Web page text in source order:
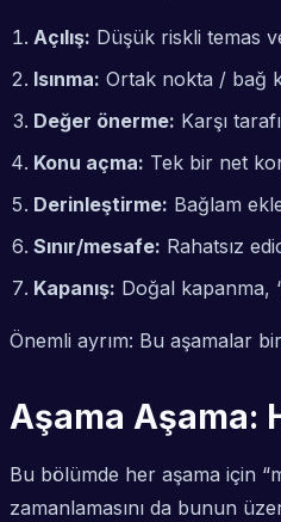
Açılış: Düşük riskli temas
Isınma: Ortak nokta / bağ
Değer önerme: Karşı
Konu açma: Tek bir net
Derinleştirme: Bağlam
Sınır/mesafe: Rahatsız
Kapanış: Doğal kapanma,
Önemli ayrım: Bu aşamalar
Aşama Aşama:
Bu bölümde her aşama için
zamanlamasını da bunun